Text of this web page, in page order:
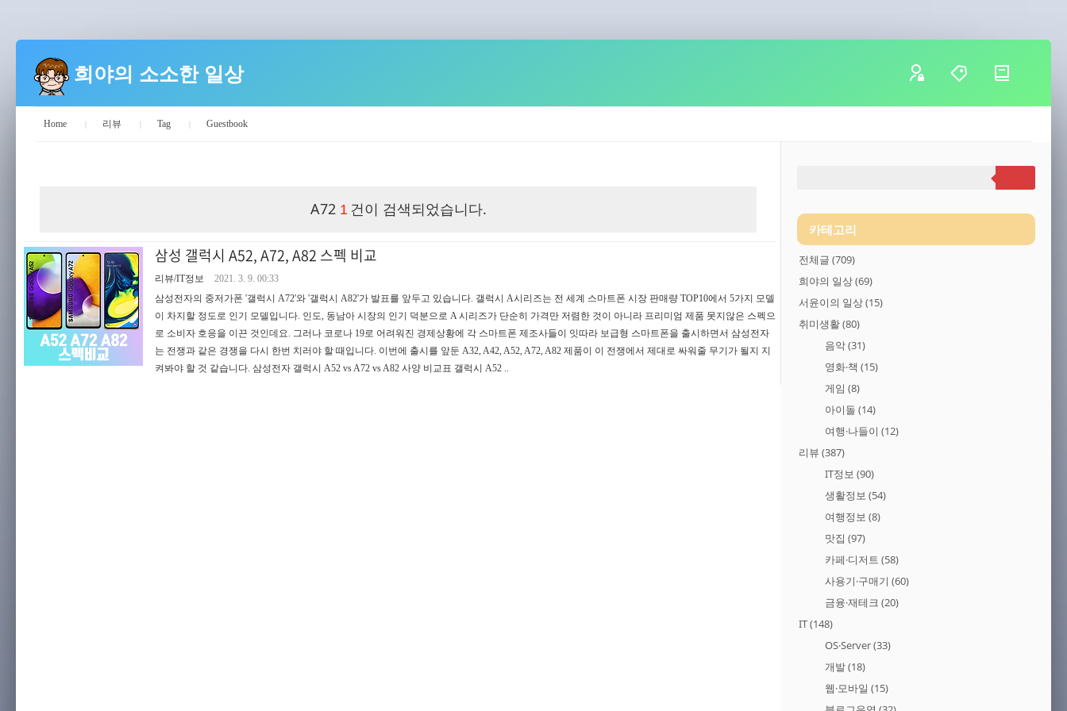
희야의 소소한 일상
Home 리뷰 Tag Guestbook
A72 1 건이 검색되었습니다.
삼성 갤럭시 A52, A72, A82 스펙 비교
리뷰/IT정보
2021. 3. 9. 00:33
삼성전자의 중저가폰 '갤럭시 A72'와 '갤럭시 A82'가 발표를 앞두고 있습니다. 갤럭시 A시리즈는 전 세계 스마트폰 시장 판매량 TOP10에서 5가지 모델
이 차지할 정도로 인기 모델입니다. 인도, 동남아 시장의 인기 덕분으로 A 시리즈가 단순히 가격만 저렴한 것이 아니라 프리미엄 제품 못지않은 스펙으
로 소비자 호응을 이끈 것인데요. 그러나 코로나 19로 어려워진 경제상황에 각 스마트폰 제조사들이 잇따라 보급형 스마트폰을 출시하면서 삼성전자
는 전쟁과 같은 경쟁을 다시 한번 치러야 할 때입니다. 이번에 출시를 앞둔 A32, A42, A52, A72, A82 제품이 이 전쟁에서 제대로 싸워줄 무기가 될지 지
켜봐야 할 것 같습니다. 삼성전자 갤럭시 A52 vs A72 vs A82 사양 비교표 갤럭시 A52 ..
카테고리
전체글 (709)
희야의 일상(69)
서윤이의 일상(15)
취미생활(80)
음악(31)
영화·책 (15)
게임 (8)
아이돌 (14)
여행·나들이 (12)
리뷰 (387)
IT정보 (90)
생활정보 (54)
여행정보 (8)
맛집 (97)
카페·디저트 (58)
사용기·구매기 (60)
금융·재테크 (20)
IT(148)
OS·Server(33)
개발(18)
웹·모바일 (15)